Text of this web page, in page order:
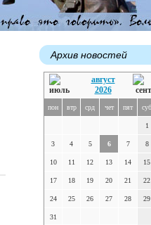
Архив новостей
август
2026
пон втр срд чет пят суб
1
3 4 5 6 7 8
10 11 12 13 14 15
17 18 19 20 21 22
24 25 26 27 28 29
31